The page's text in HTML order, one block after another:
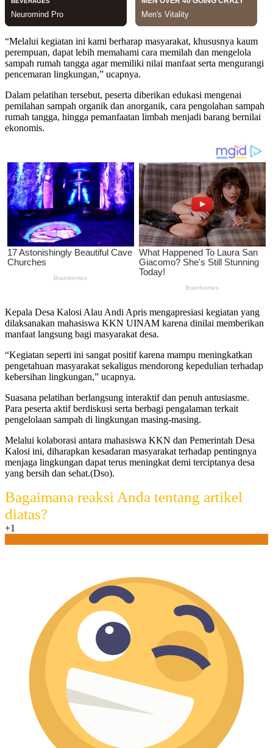
“Melalui kegiatan ini kami berharap masyarakat, khususnya kaum
perempuan, dapat lebih memahami cara memilah dan mengelola
sampah rumah tangga agar memiliki nilai manfaat serta mengurangi
pencemaran lingkungan,” ucapnya.
Dalam pelatihan tersebut, peserta diberikan edukasi mengenai
pemilahan sampah organik dan anorganik, cara pengolahan sampah
rumah tangga, hingga pemanfaatan limbah menjadi barang bernilai
ekonomis.
Kepala Desa Kalosi Alau Andi Apris mengapresiasi kegiatan yang
dilaksanakan mahasiswa KKN UINAM karena dinilai memberikan
manfaat langsung bagi masyarakat desa.
“Kegiatan seperti ini sangat positif karena mampu meningkatkan
pengetahuan masyarakat sekaligus mendorong kepedulian terhadap
kebersihan lingkungan,” ucapnya.
Suasana pelatihan berlangsung interaktif dan penuh antusiasme.
Para peserta aktif berdiskusi serta berbagi pengalaman terkait
pengelolaan sampah di lingkungan masing-masing.
Melalui kolaborasi antara mahasiswa KKN dan Pemerintah Desa
Kalosi ini, diharapkan kesadaran masyarakat terhadap pentingnya
menjaga lingkungan dapat terus meningkat demi terciptanya desa
yang bersih dan sehat.(Dso).
Bagaimana reaksi Anda tentang artikel
diatas?
+1